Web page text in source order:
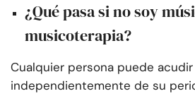
¿Qué pasa si no soy
musicoterapia?
Cualquier persona puede
independientemente de su